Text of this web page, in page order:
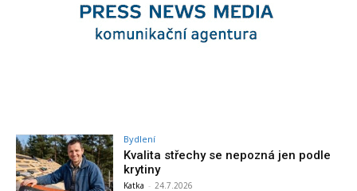
Bydlení
Kvalita střechy se nepozná jen podle
krytiny
Katka - 24.7.2026